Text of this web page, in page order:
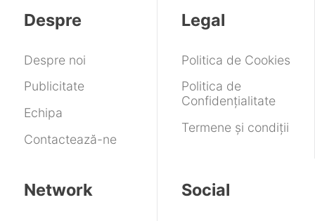
Despre
Despre noi
Publicitate
Echipa
Contactează-ne
Legal
Politica de Cookies
Politica de
Confidențialitate
Termene și condiții
Network Social